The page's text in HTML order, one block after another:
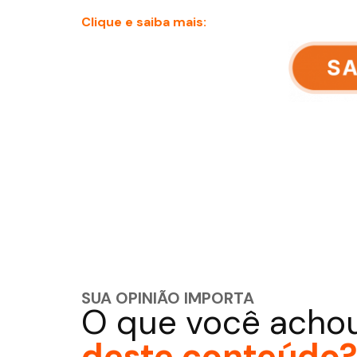
Clique e saiba mais:
SUA OPINIÃO IMPORTA
O que você